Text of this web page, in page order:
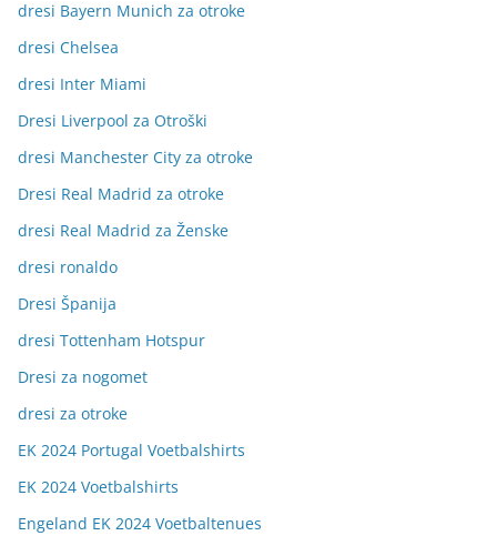
dresi Bayern Munich za otroke
dresi Chelsea
dresi Inter Miami
Dresi Liverpool za Otroški
dresi Manchester City za otroke
Dresi Real Madrid za otroke
dresi Real Madrid za Ženske
dresi ronaldo
Dresi Španija
dresi Tottenham Hotspur
Dresi za nogomet
dresi za otroke
EK 2024 Portugal Voetbalshirts
EK 2024 Voetbalshirts
Engeland EK 2024 Voetbaltenues